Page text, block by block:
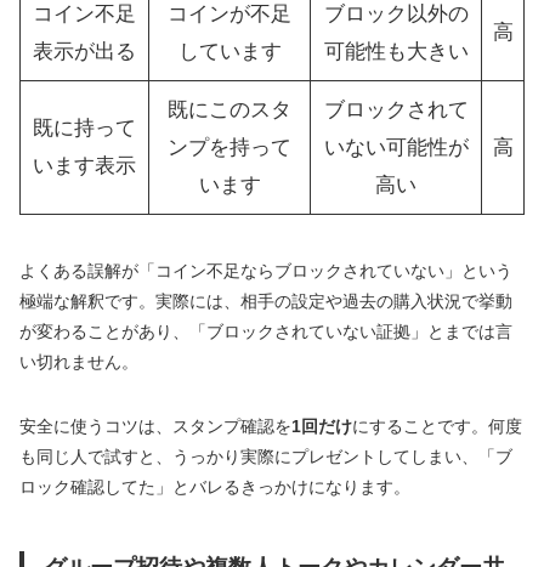
コイン不足
表示が出る
コインが不足
しています
ブロック以外の
可能性も大きい
高
既に持って
います表示
既にこのスタ
ンプを持って
います
ブロックされて
いない可能性が
高い
高
よくある誤解が「コイン不足ならブロックされていない」という
極端な解釈です。実際には、相手の設定や過去の購入状況で挙動
が変わることがあり、「ブロックされていない証拠」とまでは言
い切れません。
安全に使うコツは、スタンプ確認を1回だけにすることです。何度
も同じ人で試すと、うっかり実際にプレゼントしてしまい、「ブ
ロック確認してた」とバレるきっかけになります。